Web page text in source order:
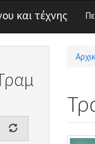
και τέχνης